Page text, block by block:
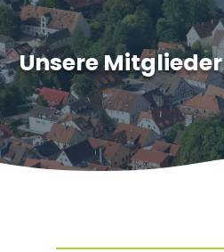
Unsere Mitglieder